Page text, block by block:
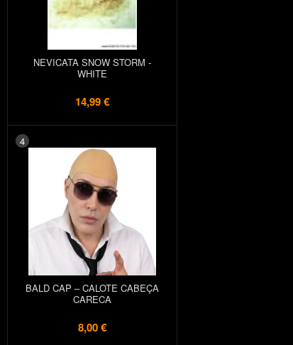
NEVICATA SNOW STORM -
WHITE
14,99 €
4
BALD CAP – CALOTE CABEÇA
CARECA
8,00 €